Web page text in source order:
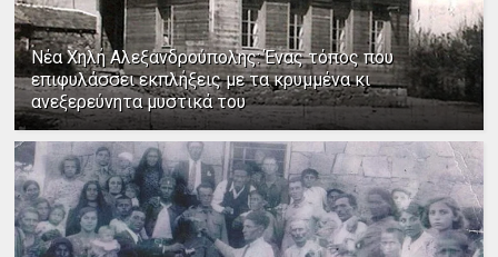
Νέα Χηλή Αλεξανδρούπολης: Ένας τόπος που
επιφυλάσσει εκπλήξεις με τα κρυμμένα κι
ανεξερεύνητα μυστικά του